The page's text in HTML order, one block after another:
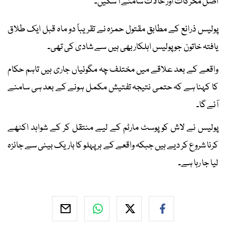
پولیس ذرائع کے مطابق مقتول حمزہ نے تقریباً دو ماہ قبل ایک طلاق
یافتہ خاتون جو پولیس اہلکار بھی ہیں سے شادی کی تھی۔
واقعے کے بعد علاقے میں مختلف چہ مگوئیاں جاری ہیں تاہم حکام
کا کہنا ہے کہ حتمی نتیجہ تفتیش مکمل ہونے کے بعد ہی سامنے
آئے گا۔
پولیس نے لاش کو پوسٹ مارٹم کے لیے منتقل کر کے شواہد اکٹھے
کرنا شروع کر دیے ہیں جبکہ واقعے کے ہر پہلو کا باریک بینی سے جائزہ
لیا جا رہا ہے۔